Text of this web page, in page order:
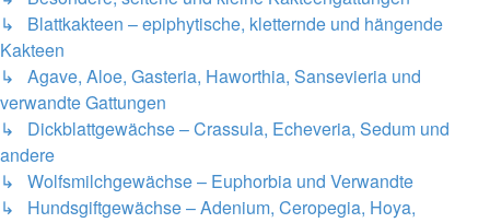
↳ Blattkakteen – epiphytische, kletternde und hängende
Kakteen
↳ Agave, Aloe, Gasteria, Haworthia, Sansevieria und
verwandte Gattungen
↳ Dickblattgewächse – Crassula, Echeveria, Sedum und
andere
↳ Wolfsmilchgewächse – Euphorbia und Verwandte
↳ Hundsgiftgewächse – Adenium, Ceropegia, Hoya,